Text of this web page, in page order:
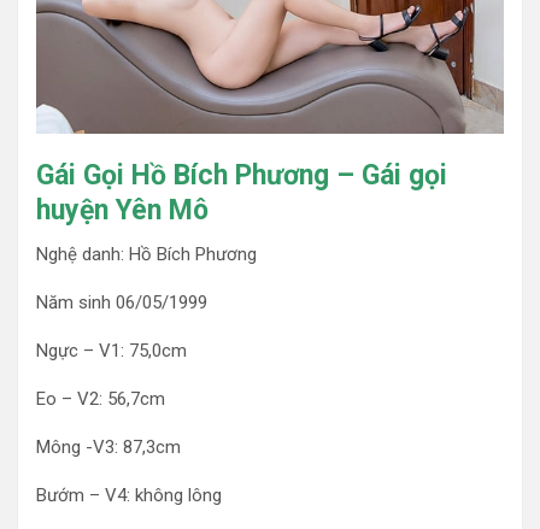
Gái Gọi Hồ Bích Phương – Gái gọi
huyện Yên Mô
Nghệ danh: Hồ Bích Phương
Năm sinh 06/05/1999
Ngực – V1: 75,0cm
Eo – V2: 56,7cm
Mông -V3: 87,3cm
Bướm – V4: không lông